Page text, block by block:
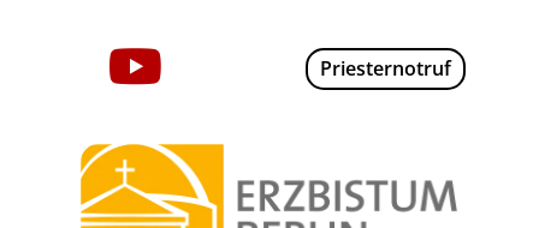
Priesternotruf